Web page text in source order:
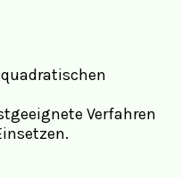
Verfahren